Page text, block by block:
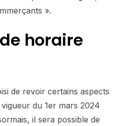
».
horaire
de revoir certains aspects
du 1er mars 2024
il sera possible de